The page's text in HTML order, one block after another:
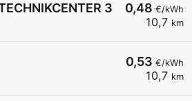
0,48 €/kWh
10,7 km
3
0,53 €/kWh
10,7 km